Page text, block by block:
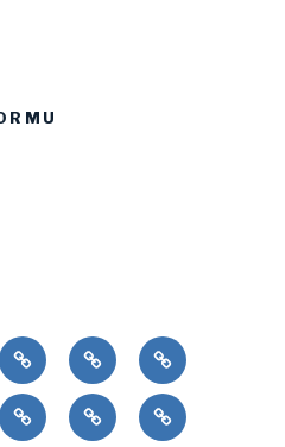
Puduhepa
ve
Kız
Puduhepa
and
Sisters
United
Nations
EtkinliklerResim
Yarismasi
Bookstore